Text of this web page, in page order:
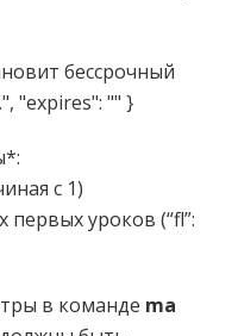
бессрочный
"expires": "" }
с 1)
уроков (“fl”:
в команде ma